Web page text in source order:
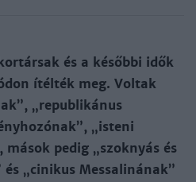
és a későbbi idők
ítélték meg. Voltak
„republikánus
„isteni
pedig „szoknyás és
„cinikus Messalinának”